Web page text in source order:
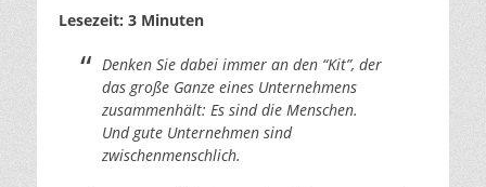
Lesezeit: 3 Minuten
Denken Sie dabei immer an den “Kit”, der
das große Ganze eines Unternehmens
zusammenhält: Es sind die Menschen.
Und gute Unternehmen sind
zwischenmenschlich.